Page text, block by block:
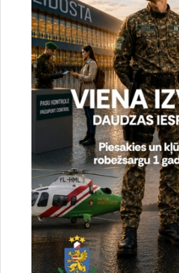
e-pasts:jolanta.babisko@rs.gov.lv
Saistītas tēmas
Aktualitātes: Vizītes un tikšanās
Drukāt lapu
Dalīties